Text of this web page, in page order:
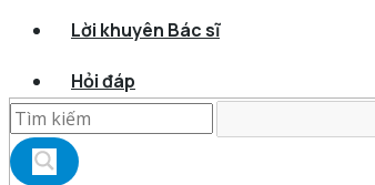
Lời khuyên Bác sĩ
Hỏi đáp